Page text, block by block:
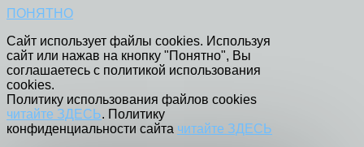
ПОНЯТНО
Сайт использует файлы cookies. Используя
сайт или нажав на кнопку "Понятно", Вы
соглашаетесь с политикой использования
cookies.
Политику использования файлов cookies
читайте ЗДЕСЬ. Политику
конфиденциальности сайта читайте ЗДЕСЬ